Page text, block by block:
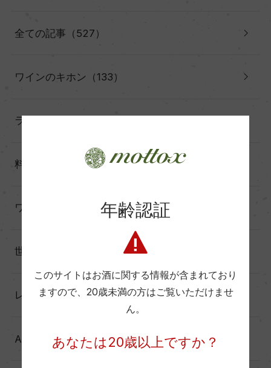
全ての記事（527）
ワインのキホン（133）
ランキング（17）
料理に合わせる（60）
ワインと暮らす（60）
世界の造り手から（25）
レポート（137）
Another Story（39）
年齢認証
このサイトはお酒に関する情報が含まれており
ますので、 20歳未満の方はご覧いただけませ
ん。
あなたは20歳以上ですか？